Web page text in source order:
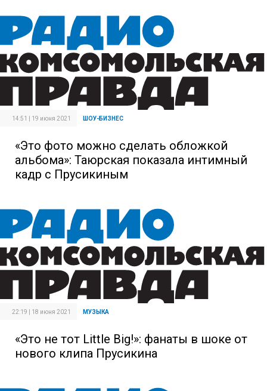
14:51 | 19 июня 2021 ШОУ-БИЗНЕС
«Это фото можно сделать обложкой
альбома»: Таюрская показала интимный
кадр с Прусикиным
22:19 | 18 июня 2021 МУЗЫКА
«Это не тот Little Big!»: фанаты в шоке от
нового клипа Прусикина